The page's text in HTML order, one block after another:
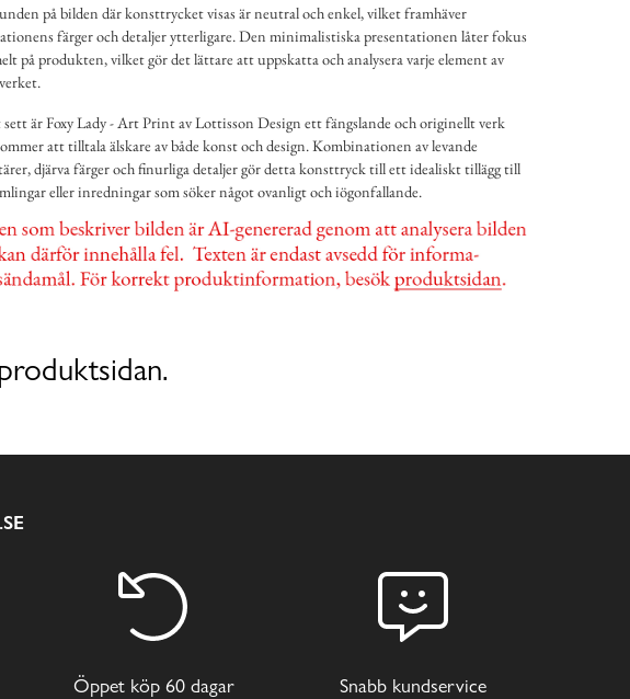
på bilden där konsttrycket visas är neutral och enkel, vilket framhäver
färger och detaljer ytterligare. Den minimalistiska presentationen låter fokus
på produkten, vilket gör det lättare att uppskatta och analysera varje element av
är Foxy Lady - Art Print av Lottisson Design ett fängslande och originellt verk
att tilltala älskare av både konst och design. Kombinationen av levande
djärva färger och finurliga detaljer gör detta konsttryck till ett idealiskt tillägg till
eller inredningar som söker något ovanligt och iögonfallande.
Öppet köp 60 dagar Snabb kundservice